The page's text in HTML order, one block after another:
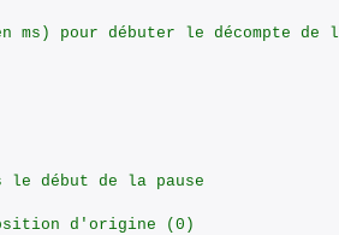
pour débuter le décompte de
le début de la pause
d'origine (0)